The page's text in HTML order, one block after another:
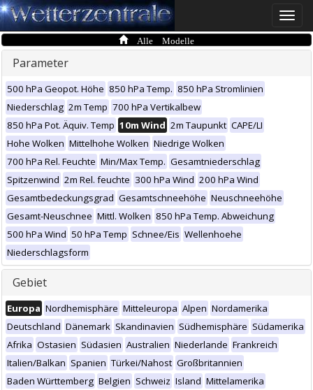
Toggle
Alle Modelle
Parameter
500 hPa Geopot. Höhe 850 hPa Temp. 850 hPa Stromlinien
Niederschlag 2m Temp 700 hPa Vertikalbew
850 hPa Pot. Äquiv. Temp 10m Wind 2m Taupunkt CAPE/LI
Hohe Wolken Mittelhohe Wolken Niedrige Wolken
700 hPa Rel. Feuchte Min/Max Temp. Gesamtniederschlag
Spitzenwind 2m Rel. feuchte 300 hPa Wind 200 hPa Wind
Gesamtbedeckungsgrad Gesamtschneehöhe Neuschneehöhe
Gesamt-Neuschnee Mittl. Wolken 850 hPa Temp. Abweichung
500 hPa Wind 50 hPa Temp Schnee/Eis Wellenhoehe
Niederschlagsform
Gebiet
Europa Nordhemisphäre Mitteleuropa Alpen Nordamerika
Deutschland Dänemark Skandinavien Südhemisphäre Südamerika
Afrika Ostasien Südasien Australien Niederlande Frankreich
Italien/Balkan Spanien Türkei/Nahost Großbritannien
Baden Württemberg Belgien Schweiz Island Mittelamerika